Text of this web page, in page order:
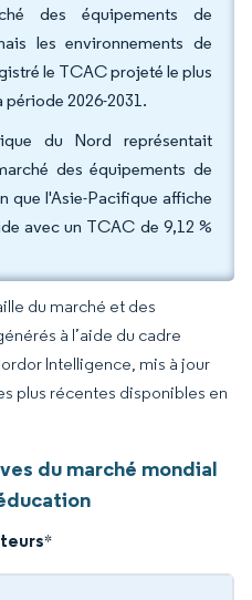
des équipements de
les environnements de
le TCAC projeté le plus
période 2026-2031.
du Nord représentait
des équipements de
que l'Asie-Pacifique affiche
avec un TCAC de 9,12 %
du marché et des
à l’aide du cadre
Intelligence, mis à jour
plus récentes disponibles en
du marché mondial
*